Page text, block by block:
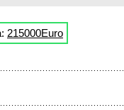
215000Euro